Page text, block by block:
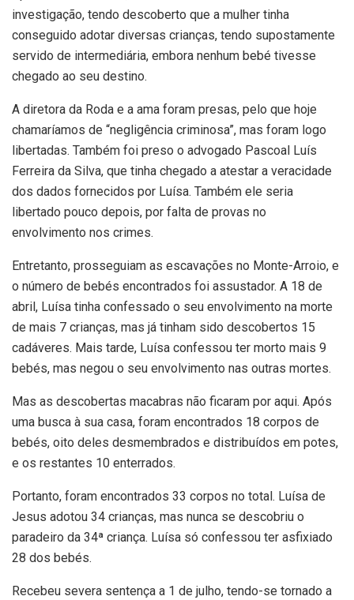
investigação, tendo descoberto que a mulher tinha
conseguido adotar diversas crianças, tendo supostamente
servido de intermediária, embora nenhum bebé tivesse
chegado ao seu destino.
A diretora da Roda e a ama foram presas, pelo que hoje
chamaríamos de “negligência criminosa”, mas foram logo
libertadas. Também foi preso o advogado Pascoal Luís
Ferreira da Silva, que tinha chegado a atestar a veracidade
dos dados fornecidos por Luísa. Também ele seria
libertado pouco depois, por falta de provas no
envolvimento nos crimes.
Entretanto, prosseguiam as escavações no Monte-Arroio, e
o número de bebés encontrados foi assustador. A 18 de
abril, Luísa tinha confessado o seu envolvimento na morte
de mais 7 crianças, mas já tinham sido descobertos 15
cadáveres. Mais tarde, Luísa confessou ter morto mais 9
bebés, mas negou o seu envolvimento nas outras mortes.
Mas as descobertas macabras não ficaram por aqui. Após
uma busca à sua casa, foram encontrados 18 corpos de
bebés, oito deles desmembrados e distribuídos em potes,
e os restantes 10 enterrados.
Portanto, foram encontrados 33 corpos no total. Luísa de
Jesus adotou 34 crianças, mas nunca se descobriu o
paradeiro da 34ª criança. Luísa só confessou ter asfixiado
28 dos bebés.
Recebeu severa sentença a 1 de julho, tendo-se tornado a